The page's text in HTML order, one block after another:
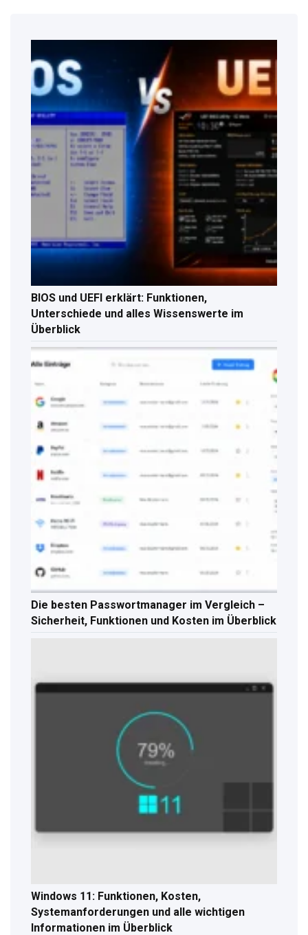
BIOS und UEFI erklärt: Funktionen,
Unterschiede und alles Wissenswerte im
Überblick
Die besten Passwortmanager im Vergleich –
Sicherheit, Funktionen und Kosten im Überblick
Windows 11: Funktionen, Kosten,
Systemanforderungen und alle wichtigen
Informationen im Überblick